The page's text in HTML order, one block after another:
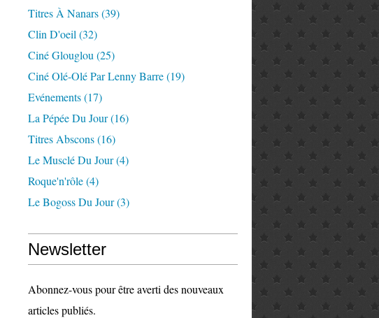
Titres À Nanars(39)
Clin D'oeil (32)
Ciné Glouglou (25)
Ciné Olé-Olé Par Lenny Barre(19)
Evénements(17)
La Pépée Du Jour(16)
Titres Abscons(16)
Le Musclé Du Jour(4)
Roque'n'rôle(4)
Le Bogoss Du Jour(3)
Newsletter
Abonnez-vous pour être averti des nouveaux
articles publiés.